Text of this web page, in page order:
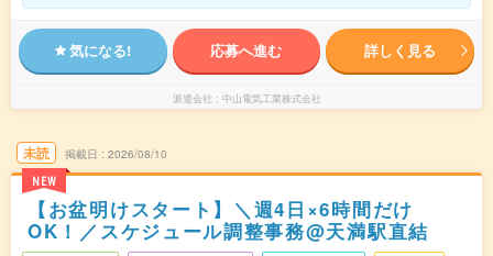
気になる! 応募へ進む 詳しく見る
派遣会社 中山電気工業株式会社
未読
NEW
掲載日 2026/08/10
【お盆明けスタート】＼週4日×6時間だけ
OK！／スケジュール調整事務@天満駅直結